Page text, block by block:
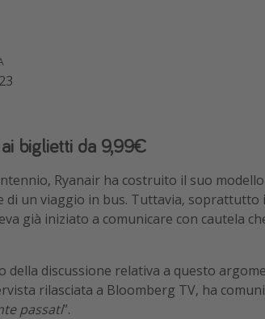
biglietti da 9,99€
Ryanair ha costruito il suo
di un viaggio in bus. Tuttavia, soprattutto
già iniziato a comunicare con cautela
della discussione relativa a questo
rilasciata a Bloomberg TV, ha
passati”.